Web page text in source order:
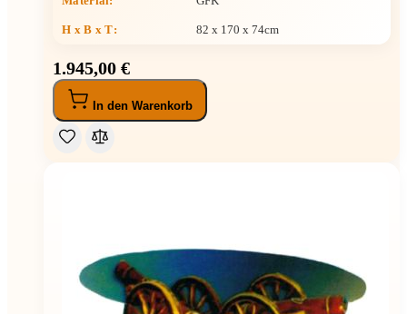
H x B x T: 82 x 170 x 74cm
1.945,00 €
In den Warenkorb